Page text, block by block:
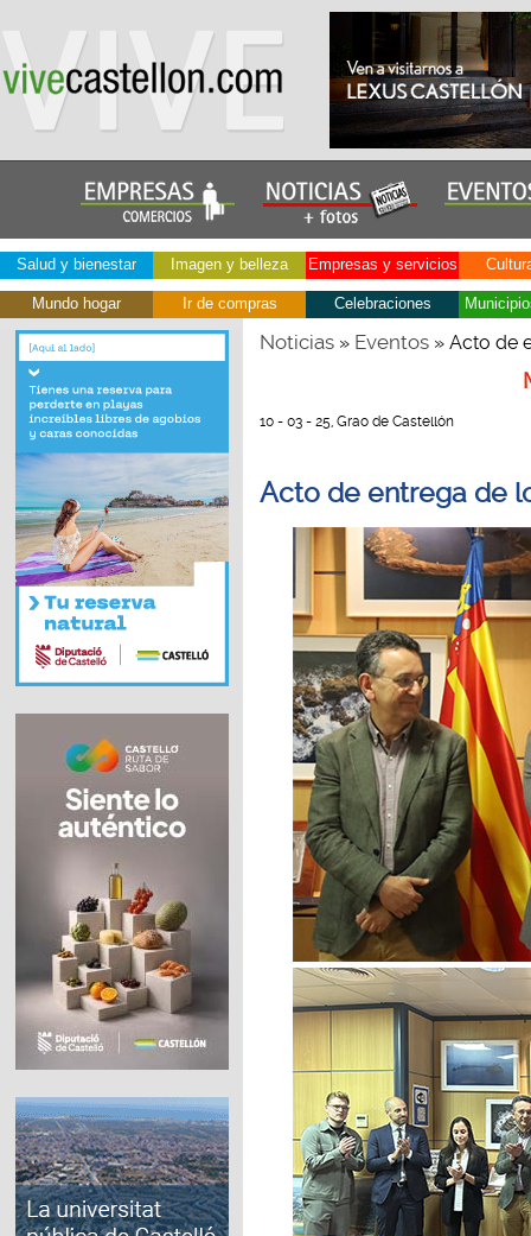
Salud y bienestar Imagen y belleza Empresas y servicios
Mundo hogar Ir de compras Celebraciones
Noticias» Eventos» Acto de
10 - 03 - 25, Grao de Castellón
Acto de entrega de